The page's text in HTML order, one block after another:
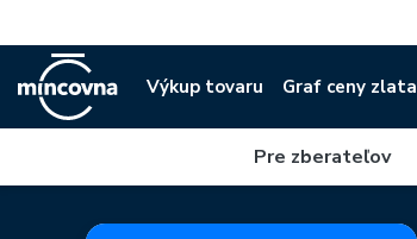
Výkup tovaru Graf ceny zlata
Pre zberateľov